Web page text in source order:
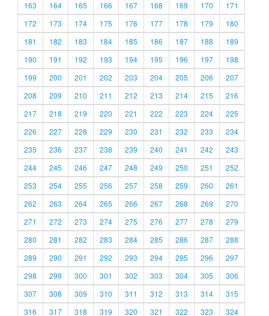
163
164 165 166 167 168 169 170
171
172
173 174 175 176 177 178 179
180
181
182 183 184 185 186 187 188
189
190
191 192 193 194 195 196 197
198
199
200 201 202 203 204 205 206
207
208
209 210 211 212 213 214 215
216
217
218 219 220 221 222 223 224
225
226
227 228 229 230 231 232 233
234
235
236 237 238 239 240 241 242
243
244
245 246 247 248 249 250 251
252
253
254 255 256 257 258 259 260
261
262
263 264 265 266 267 268 269
270
271
272 273 274 275 276 277 278
279
280
281 282 283 284 285 286 287
288
289
290 291 292 293 294 295 296
297
298
299 300 301 302 303 304 305
306
307
308 309 310 311 312 313 314
315
316
317 318 319 320 321 322 323 324